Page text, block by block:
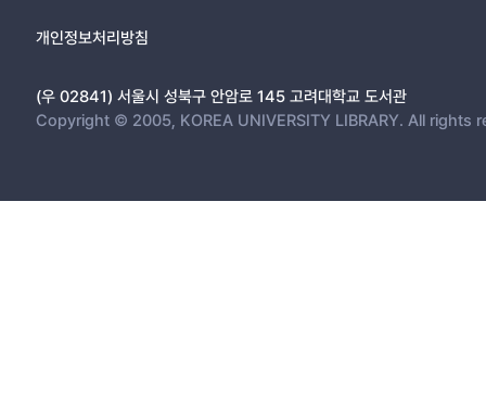
개인정보처리방침
(우 02841) 서울시 성북구 안암로 145 고려대학교 도서관
Copyright © 2005, KOREA UNIVERSITY LIBRARY. All rights